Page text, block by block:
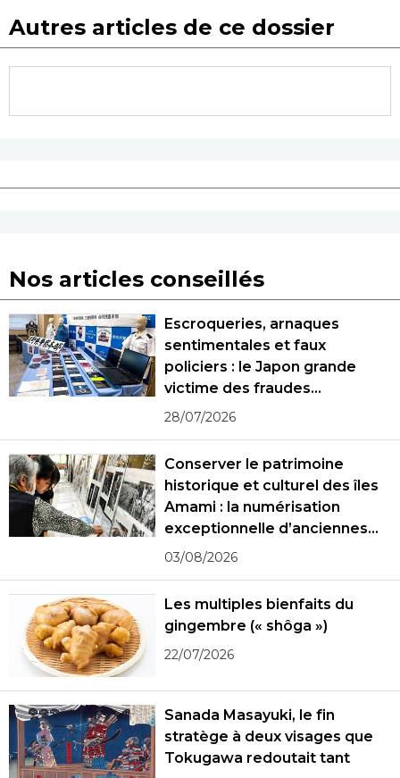
Autres articles de ce dossier
Nos articles conseillés
Escroqueries, arnaques
sentimentales et faux
policiers : le Japon grande
victime des fraudes
spécialisées
28/07/2026
Conserver le patrimoine
historique et culturel des îles
Amami : la numérisation
exceptionnelle d’anciennes
photographies
03/08/2026
Les multiples bienfaits du
gingembre (« shôga »)
22/07/2026
Sanada Masayuki, le fin
stratège à deux visages que
Tokugawa redoutait tant